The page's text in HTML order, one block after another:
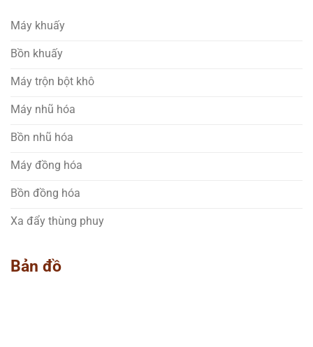
Máy khuấy
Bồn khuấy
Máy trộn bột khô
Máy nhũ hóa
Bồn nhũ hóa
Máy đồng hóa
Bồn đồng hóa
Xa đẩy thùng phuy
Bản đồ